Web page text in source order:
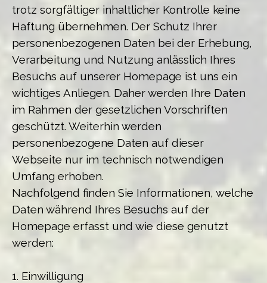
trotz sorgfältiger inhaltlicher Kontrolle keine
Haftung übernehmen. Der Schutz Ihrer
personenbezogenen Daten bei der Erhebung,
Verarbeitung und Nutzung anlässlich Ihres
Besuchs auf unserer Homepage ist uns ein
wichtiges Anliegen. Daher werden Ihre Daten
im Rahmen der gesetzlichen Vorschriften
geschützt. Weiterhin werden
personenbezogene Daten auf dieser
Webseite nur im technisch notwendigen
Umfang erhoben.
Nachfolgend finden Sie Informationen, welche
Daten während Ihres Besuchs auf der
Homepage erfasst und wie diese genutzt
werden:
1. Einwilligung